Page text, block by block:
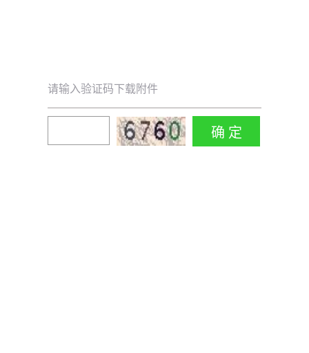
请输入验证码下载附件